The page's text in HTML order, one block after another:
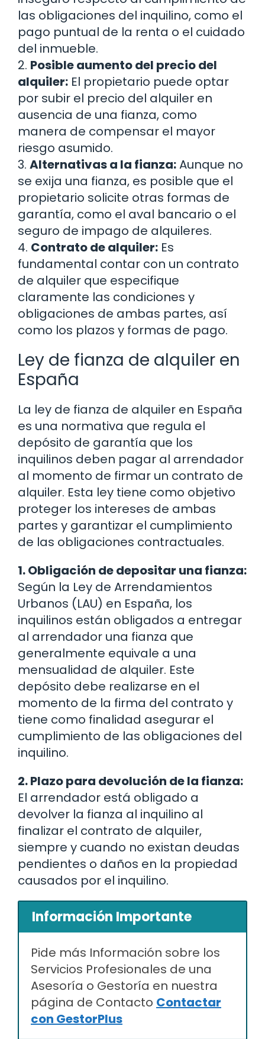
las obligaciones del inquilino, como el
pago puntual de la renta o el cuidado
del inmueble.
2. Posible aumento del precio del
alquiler: El propietario puede optar
por subir el precio del alquiler en
ausencia de una fianza, como
manera de compensar el mayor
riesgo asumido.
3. Alternativas a la fianza:Aunque no
se exija una fianza, es posible que el
propietario solicite otras formas de
garantía, como el aval bancario o el
seguro de impago de alquileres.
4. Contrato de alquiler: Es
fundamental contar con un contrato
de alquiler que especifique
claramente las condiciones y
obligaciones de ambas partes, así
como los plazos y formas de pago.
Ley de fianza de alquiler en
España
La ley de fianza de alquiler en España
es una normativa que regula el
depósito de garantía que los
inquilinos deben pagar al arrendador
al momento de firmar un contrato de
alquiler. Esta ley tiene como objetivo
proteger los intereses de ambas
partes y garantizar el cumplimiento
de las obligaciones contractuales.
1. Obligación de depositar una fianza:
Según la Ley de Arrendamientos
Urbanos (LAU) en España, los
inquilinos están obligados a entregar
al arrendador una fianza que
generalmente equivale a una
mensualidad de alquiler. Este
depósito debe realizarse en el
momento de la firma del contrato y
tiene como finalidad asegurar el
cumplimiento de las obligaciones del
inquilino.
2. Plazo para devolución de la fianza:
El arrendador está obligado a
devolver la fianza al inquilino al
finalizar el contrato de alquiler,
siempre y cuando no existan deudas
pendientes o daños en la propiedad
causados por el inquilino.
Información Importante
Pide más Información sobre los
Servicios Profesionales de una
Asesoría o Gestoría en nuestra
página de Contacto Contactar
con GestorPlus